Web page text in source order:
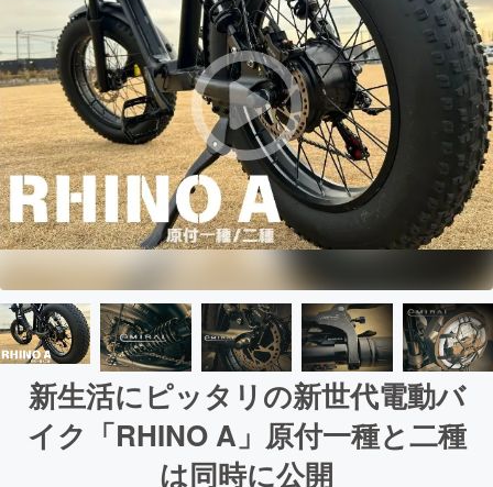
新生活にピッタリの新世代電動バ
イク「RHINO A」原付一種と二種
は同時に公開